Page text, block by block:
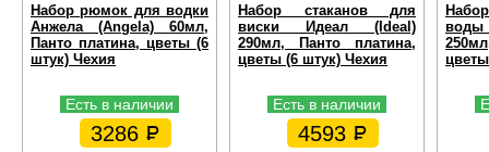
Набор рюмок для водки
Анжела (Angela) 60мл,
Панто платина, цветы (6
штук) Чехия
Есть в наличии
3286
Набор стаканов для
виски Идеал (Ideal)
290мл, Панто платина,
цветы (6 штук) Чехия
Есть в наличии
4593